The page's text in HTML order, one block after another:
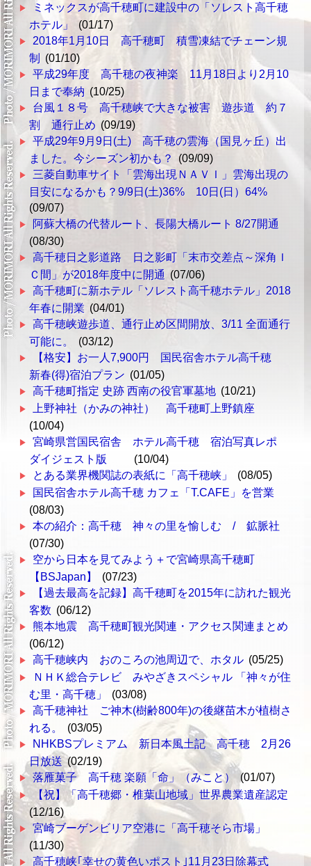
ミネックスが高千穂町に建設中の「ソレスト高千穂
ホテル」
(01/17)
2018年1月10日 高千穂町 積雪凍結でチェーン規
制
(01/10)
平成29年度 高千穂の夜神楽 11月18日より2月10
日まで奉納 (10/25)
台風１８号 高千穂峡で大きな被害 遊歩道 約７
割 通行止め (09/19)
平成29年9月9日(土) 高千穂の雲海（国見ヶ丘）出
ました。今シーズン初かも？ (09/09)
三菱自動車サイト「雲海出現ＮＡＶＩ」雲海出現の
目安になるかも？9/9日(土)36% 10日(日）64%
(09/07)
阿蘇大橋の代替ルート、長陽大橋ルート 8/27開通
(08/30)
高千穂日之影道路 日之影町「末市交差点～深角Ｉ
Ｃ間」が2018年度中に開通 (07/06)
高千穂町に新ホテル「ソレスト高千穂ホテル」2018
年春に開業 (04/01)
高千穂峡遊歩道、通行止め区間開放、3/11 全面通行
可能に。
(03/12)
【格安】お一人7,900円 国民宿舎ホテル高千穂
新春(得)宿泊プラン (01/05)
高千穂町指定 史跡 西南の役官軍墓地 (10/21)
上野神社（かみの神社） 高千穂町上野鎮座
(10/04)
宮崎県営国民宿舎 ホテル高千穂 宿泊写真レポ
ダイジェスト版
(10/04)
とある業界機関誌の表紙に「高千穂峡」
(08/05)
国民宿舎ホテル高千穂 カフェ「T.CAFE」を営業
(08/03)
本の紹介：高千穂 神々の里を愉しむ / 鉱脈社
(07/30)
空から日本を見てみよう＋で宮崎県高千穂町
【BSJapan】
(07/23)
【過去最高を記録】高千穂町を2015年に訪れた観光
客数 (06/12)
熊本地震 高千穂町観光関連・アクセス関連まとめ
(06/12)
高千穂峡内 おのころの池周辺で、ホタル (05/25)
ＮＨＫ総合テレビ みやざきスペシャル 「神々が住
む里・高千穂」
(03/08)
高千穂神社 ご神木(樹齢800年)の後継苗木が植樹さ
れる。
(03/05)
NHKBSプレミアム 新日本風土記 高千穂 2月26
日放送(02/19)
落雁菓子 高千穂 楽願「命」（みこと） (01/07)
【祝】「高千穂郷・椎葉山地域」世界農業遺産認定
(12/16)
宮崎ブーゲンビリア空港に「高千穂そら市場」
(11/30)
高千穂峡｢幸せの黄色いポスト｣11月23日除幕式